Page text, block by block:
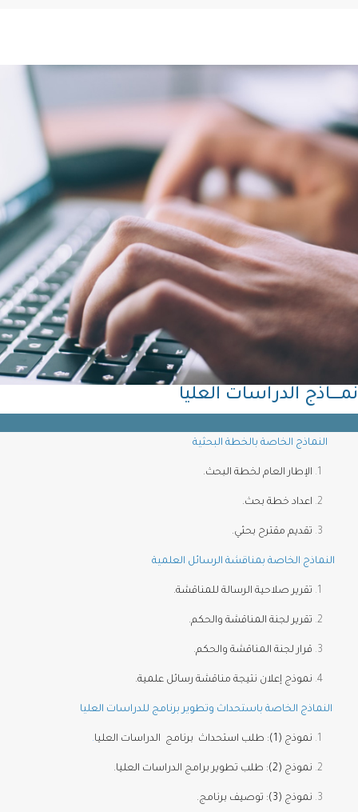
الدراسات العليا
النماذج الخاصة بالخطة البحثية
الإطار العام لخطة البحث.
اعداد خطة بحث.
تقديم مقترح بحثي.
الخاصة بمناقشة الرسائل العلمية
تقرير صلاحية الرسالة للمناقشة.
تقرير لجنة المناقشة والحكم.
قرار لجنة المناقشة والحكم.
نموذج إعلان نتيجة مناقشة رسائل علمية.
الخاصة باستحداث وتطوير برنامج للدراسات العليا
نموذج (1): طلب استحداث برنامج الدراسات العليا .
نموذج (2): طلب تطوير برامج الدراسات العليا.
نموذج (3): توصيف برنامج.